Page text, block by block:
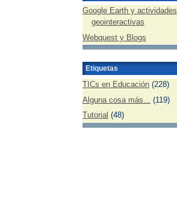
Google Earth y actividades
geointeractivas
Webquest y Blogs
Etiquetas
TICs en Educación (228)
Alguna cosa más...
(119)
Tutorial (48)